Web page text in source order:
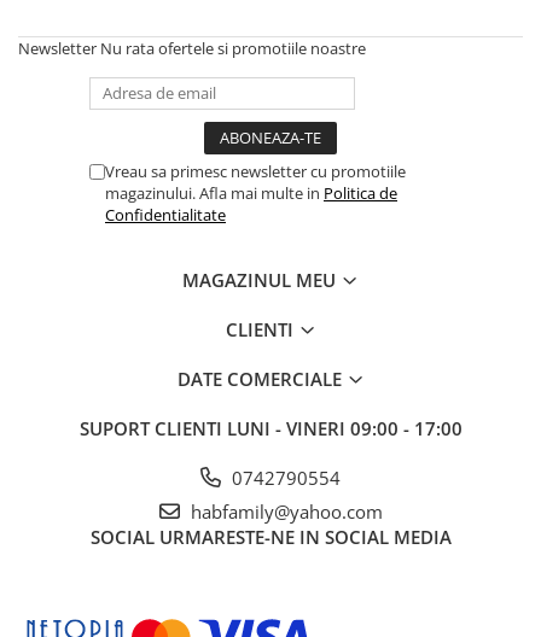
Newsletter Nu rata ofertele si promotiile noastre
Vreau sa primesc newsletter cu promotiile
magazinului. Afla mai multe in Politica de
Confidentialitate
MAGAZINUL MEU
CLIENTI
DATE COMERCIALE
SUPORT CLIENTI LUNI - VINERI 09:00 - 17:00
0742790554
habfamily@yahoo.com
SOCIAL URMARESTE-NE IN SOCIAL MEDIA